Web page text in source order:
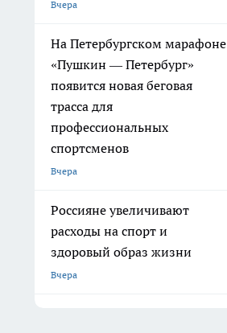
Вчера
На Петербургском марафоне
«Пушкин — Петербург»
появится новая беговая
трасса для
профессиональных
спортсменов
Вчера
Россияне увеличивают
расходы на спорт и
здоровый образ жизни
Вчера